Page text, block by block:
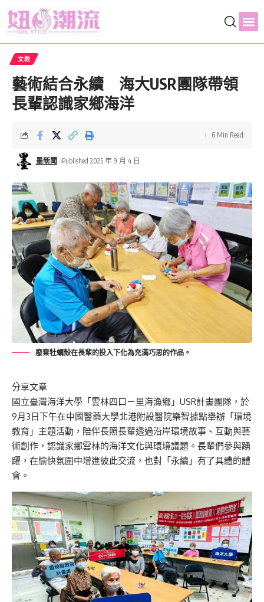
文教
藝術結合永續 海大USR團隊帶領
長輩認識家鄉海洋
墨新聞 Published 2025 年 9 月 4 日
6 Min Read
廢棄牡蠣殼在長輩的投入下化為充滿巧思的作品。
分享文章
國立臺灣海洋大學「雲林四口－里海漁鄉」USR計畫團隊，於
9月3日下午在中國醫藥大學北港附設醫院樂智據點舉辦「環境
教育」主題活動，陪伴長照長輩透過沿岸環境故事、互動與藝
術創作，認識家鄉雲林的海洋文化與環境議題。長輩們參與踴
躍，在愉快氛圍中增進彼此交流，也對「永續」有了具體的體
會。